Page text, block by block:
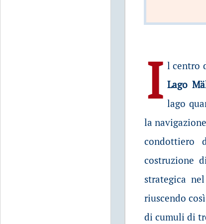
I l centro
Lago
lago
la
condottiero
costruzione
strategica
riuscendo
di cumuli di